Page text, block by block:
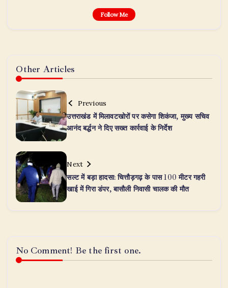
Follow Me
Other Articles
Previous
उत्तराखंड में मिलावटखोरों पर कसेगा शिकंजा, मुख्य सचिव
आनंद बर्द्धन ने दिए सख्त कार्रवाई के निर्देश
Next
सल्ट में बड़ा हादसा: चित्तौड़गढ़ के पास 100 मीटर गहरी
खाई में गिरा डंपर, बासौली निवासी चालक की मौत
No Comment! Be the first one.